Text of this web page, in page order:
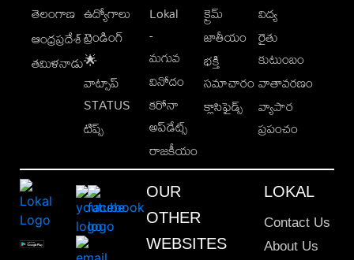
తెలంగాణ
ఆంధ్రప్రదేశ్
తమిళనాడు
ఉద్యోగాలు
ట్రెండింగ్
🌟
వాట్సాప్
STATUS
టిప్స్
Lokal
-
మగువ
వినోదం
కరోనా
అప్‌డేట్స్
రాజకీయం
క్రైమ్
జాతీయం
భక్తి
సమాచారం
క్లాసిఫైడ్స్
విద్య
రైతు
కుటుంబం
వాతావరణం
వ్యాపార
ప్రపంచం
OUR
OTHER
WEBSITES
LOKAL
Contact Us
About Us